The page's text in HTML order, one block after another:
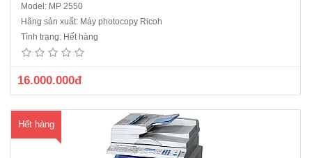
Model: MP 2550
Hãng sản xuất: Máy photocopy Ricoh
Tình trạng: Hết hàng
16.000.000đ
Hết hàng
Máy photocopy Ricoh Aficio MP 2550B ( Hàng bãi) mới 90%Chức
năng : Copy + in mạng + Scan đen trắngBộ nạp và đảo 2 mặt bản gốc
tự động (ARDF)Bộ đảo 2 mặt bản sao tự động (Duplex)Khổ giấy sao
chụp tối đa : A3Tốc độ sao chụp/ in : 25 bản/phútKhay giấy v..